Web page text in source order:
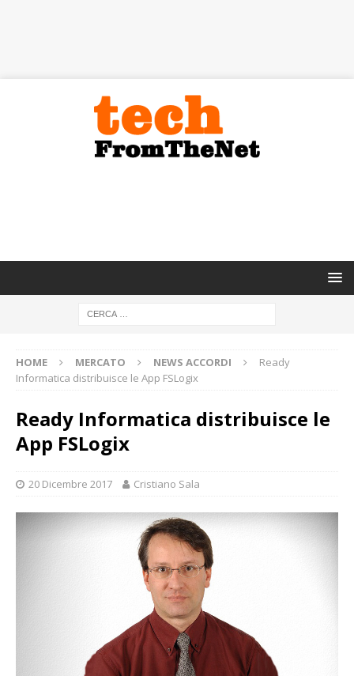
HOME MERCATO NEWS ACCORDI
Ready
Informatica distribuisce le App FSLogix
Ready Informatica distribuisce le
App FSLogix
20 Dicembre 2017 Cristiano Sala